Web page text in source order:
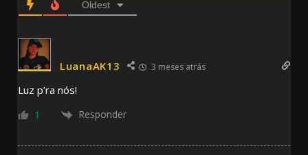
Oldest
LuanaAK13 3 meses atrás
Luz p’ra nós!
1 Responder